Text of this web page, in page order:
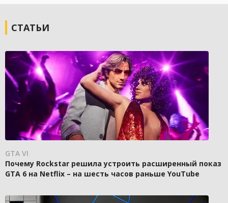
СТАТЬИ
GTA VI
Почему Rockstar решила устроить расширенный показ
GTA 6 на Netflix – на шесть часов раньше YouTube